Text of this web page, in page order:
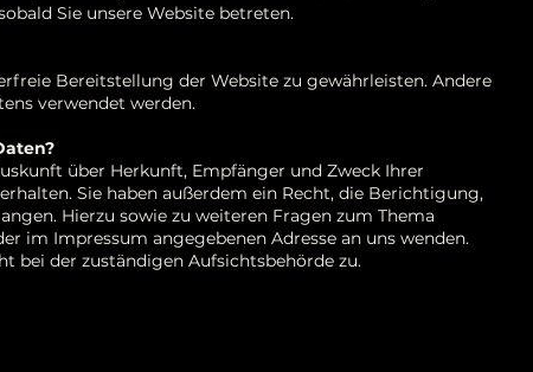
Sie unsere Website betreten.
Bereitstellung der Website zu gewährleisten. Andere
verwendet werden.
über Herkunft, Empfänger und Zweck Ihrer
Sie haben außerdem ein Recht, die Berichtigung,
Hierzu sowie zu weiteren Fragen zum Thema
im Impressum angegebenen Adresse an uns wenden.
bei der zuständigen Aufsichtsbehörde zu.